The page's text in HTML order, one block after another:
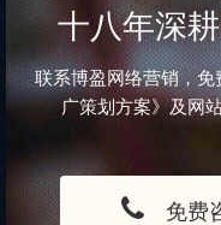
十八年深
联系博盈网络营销，
广策划方案》及网
免费